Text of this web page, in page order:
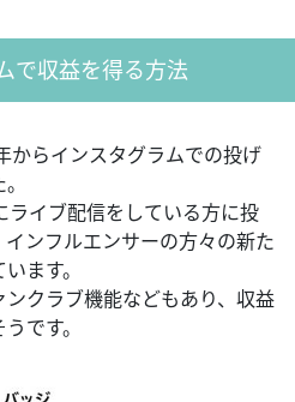
で収益を得る方法
からインスタグラムでの投げ
イブ配信をしている方に投
ンフルエンサーの方々の新た
ます。
クラブ機能などもあり、収益
です。